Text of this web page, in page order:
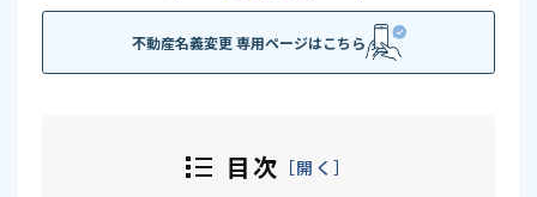
不動産名義変更 専用ページはこちら
目次 開く